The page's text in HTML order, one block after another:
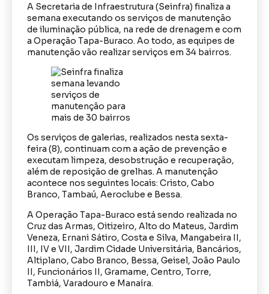
A Secretaria de Infraestrutura (Seinfra) finaliza a
semana executando os serviços de manutenção
de iluminação pública, na rede de drenagem e com
a Operação Tapa-Buraco. Ao todo, as equipes de
manutenção vão realizar serviços em 34 bairros.
Os serviços de galerias, realizados nesta sexta-
feira (8), continuam com a ação de prevenção e
executam limpeza, desobstrução e recuperação,
além de reposição de grelhas. A manutenção
acontece nos seguintes locais: Cristo, Cabo
Branco, Tambaú, Aeroclube e Bessa.
A Operação Tapa-Buraco está sendo realizada no
Cruz das Armas, Oitizeiro, Alto do Mateus, Jardim
Veneza, Ernani Sátiro, Costa e Silva, Mangabeira II,
III, IV e VII, Jardim Cidade Universitária, Bancários,
Altiplano, Cabo Branco, Bessa, Geisel, João Paulo
II, Funcionários II, Gramame, Centro, Torre,
Tambiá, Varadouro e Manaíra.